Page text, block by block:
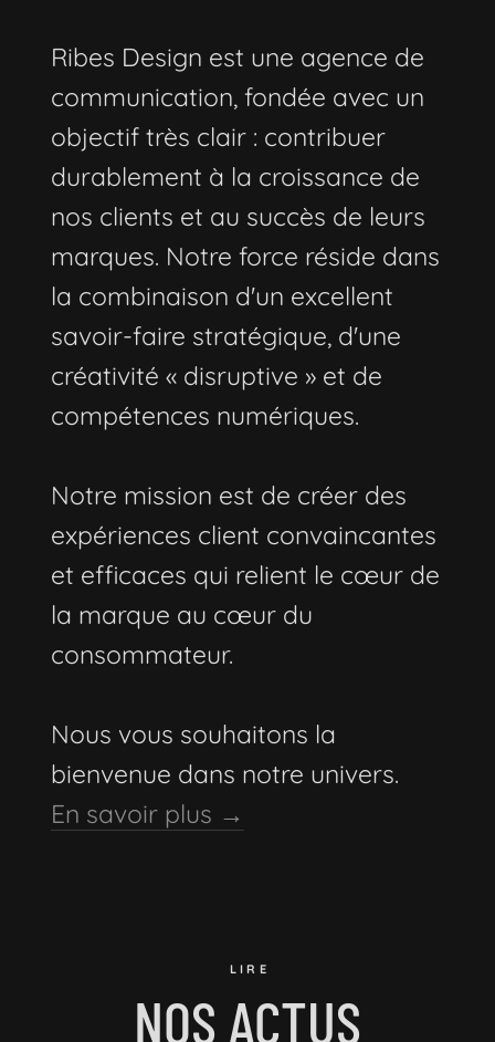
Ribes Design est une agence de
communication, fondée avec un
objectif très clair : contribuer
durablement à la croissance de
nos clients et au succès de leurs
marques. Notre force réside dans
la combinaison d'un excellent
savoir-faire stratégique, d'une
créativité « disruptive » et de
compétences numériques.
Notre mission est de créer des
expériences client convaincantes
et efficaces qui relient le cœur de
la marque au cœur du
consommateur.
Nous vous souhaitons la
bienvenue dans notre univers.
En savoir plus →
LIRE
NOS ACTUS